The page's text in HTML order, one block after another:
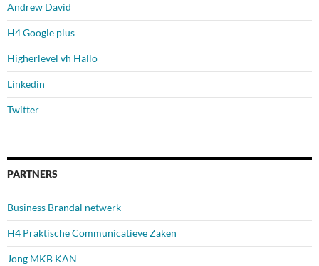
Andrew David
H4 Google plus
Higherlevel vh Hallo
Linkedin
Twitter
PARTNERS
Business Brandal netwerk
H4 Praktische Communicatieve Zaken
Jong MKB KAN